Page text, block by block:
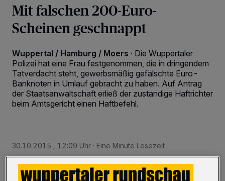
Mit falschen 200-Euro-
Scheinen geschnappt
Wuppertal / Hamburg / Moers · Die Wuppertaler
Polizei hat eine Frau festgenommen, die in dringendem
Tatverdacht steht, gewerbsmäßig gefälschte Euro-
Banknoten in Umlauf gebracht zu haben. Auf Antrag
der Staatsanwaltschaft erließ der zuständige Haftrichter
beim Amtsgericht einen Haftbefehl.
30.10.2015 , 12:09 Uhr Eine Minute Lesezeit